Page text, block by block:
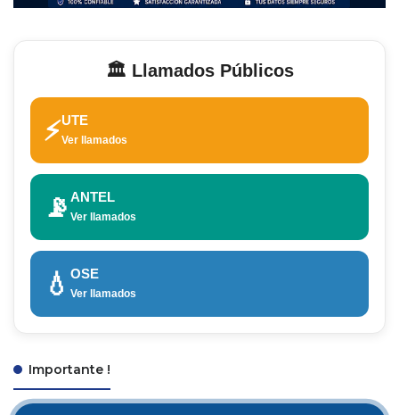
🏛️ Llamados Públicos
⚡UTE
Ver llamados
📡 ANTEL
Ver llamados
💧 OSE
Ver llamados
Importante !